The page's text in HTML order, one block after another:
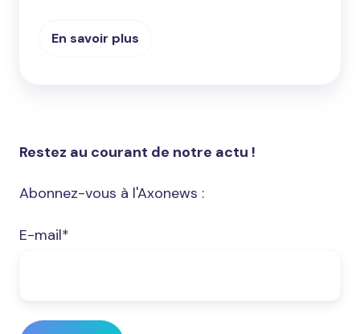
En savoir plus
Restez au courant de notre actu !
Abonnez-vous à l'Axonews :
E-mail*